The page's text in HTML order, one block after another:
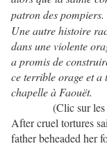
patron des pompiers.
Une autre histoire
dans une violente
a promis de
ce terrible orage et a
chapelle à Faouët.
(Clic sur
After cruel tortures
father beheaded her